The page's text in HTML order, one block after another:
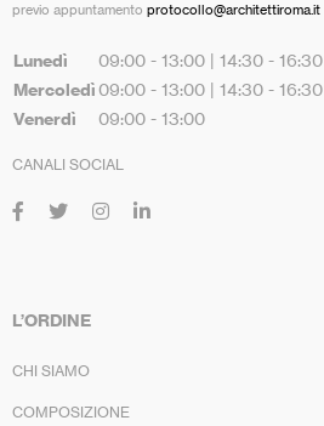
previo appuntamento protocollo@architettiroma.it
Lunedì 09:00 - 13:00 | 14:30 - 16:30
Mercoledì 09:00 - 13:00 | 14:30 - 16:30
Venerdì 09:00 - 13:00
CANALI SOCIAL
L’ORDINE
CHI SIAMO
COMPOSIZIONE